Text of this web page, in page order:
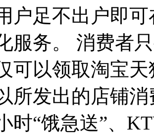
户足不出户即
服务。 消费者
可以领取淘宝
所发出的店铺
时“饿急送”、